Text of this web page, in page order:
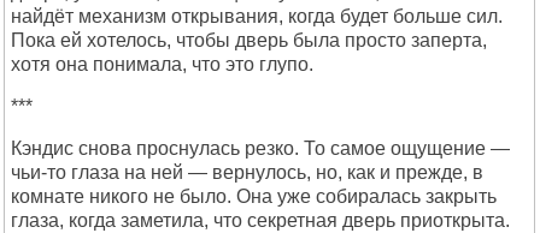
найдёт механизм открывания, когда будет больше сил.
Пока ей хотелось, чтобы дверь была просто заперта,
хотя она понимала, что это глупо.
***
Кэндис снова проснулась резко. То самое ощущение —
чьи-то глаза на ней — вернулось, но, как и прежде, в
комнате никого не было. Она уже собиралась закрыть
глаза, когда заметила, что секретная дверь приоткрыта.